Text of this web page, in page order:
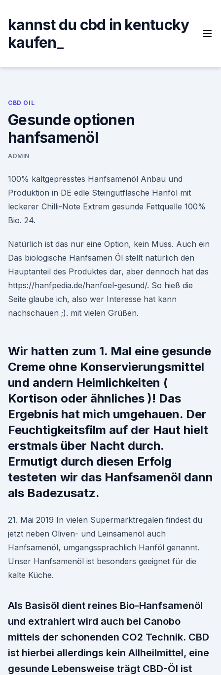
content
kannst du cbd in kentucky
kaufen_
CBD OIL
Gesunde optionen
hanfsamenöl
ADMIN
100% kaltgepresstes Hanfsamenöl Anbau und
Produktion in DE edle Steingutflasche Hanföl mit
leckerer Chilli-Note Extrem gesunde Fettquelle 100%
Bio. 24.
Natürlich ist das nur eine Option, kein Muss. Auch ein
Das biologische Hanfsamen Öl stellt natürlich den
Hauptanteil des Produktes dar, aber dennoch hat das
https://hanfpedia.de/hanfoel-gesund/. So hieß die
Seite glaube ich, also wer Interesse hat kann
nachschauen ;). mit vielen Grüßen.
Wir hatten zum 1. Mal eine gesunde
Creme ohne Konservierungsmittel
und andern Heimlichkeiten (
Kortison oder ähnliches )! Das
Ergebnis hat mich umgehauen. Der
Feuchtigkeitsfilm auf der Haut hielt
erstmals über Nacht durch.
Ermutigt durch diesen Erfolg
testeten wir das Hanfsamenöl dann
als Badezusatz.
21. Mai 2019 In vielen Supermarktregalen findest du
jetzt neben Oliven- und Leinsamenöl auch
Hanfsamenöl, umgangssprachlich Hanföl genannt.
Unser Hanfsamenöl ist besonders geeignet für die
kalte Küche.
Als Basisöl dient reines Bio-Hanfsamenöl
und extrahiert wird auch bei Canobo
mittels der schonenden CO2 Technik. CBD
ist hierbei allerdings kein Allheilmittel, eine
gesunde Lebensweise trägt CBD-Öl ist